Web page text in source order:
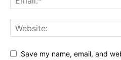
Save my name, email, and